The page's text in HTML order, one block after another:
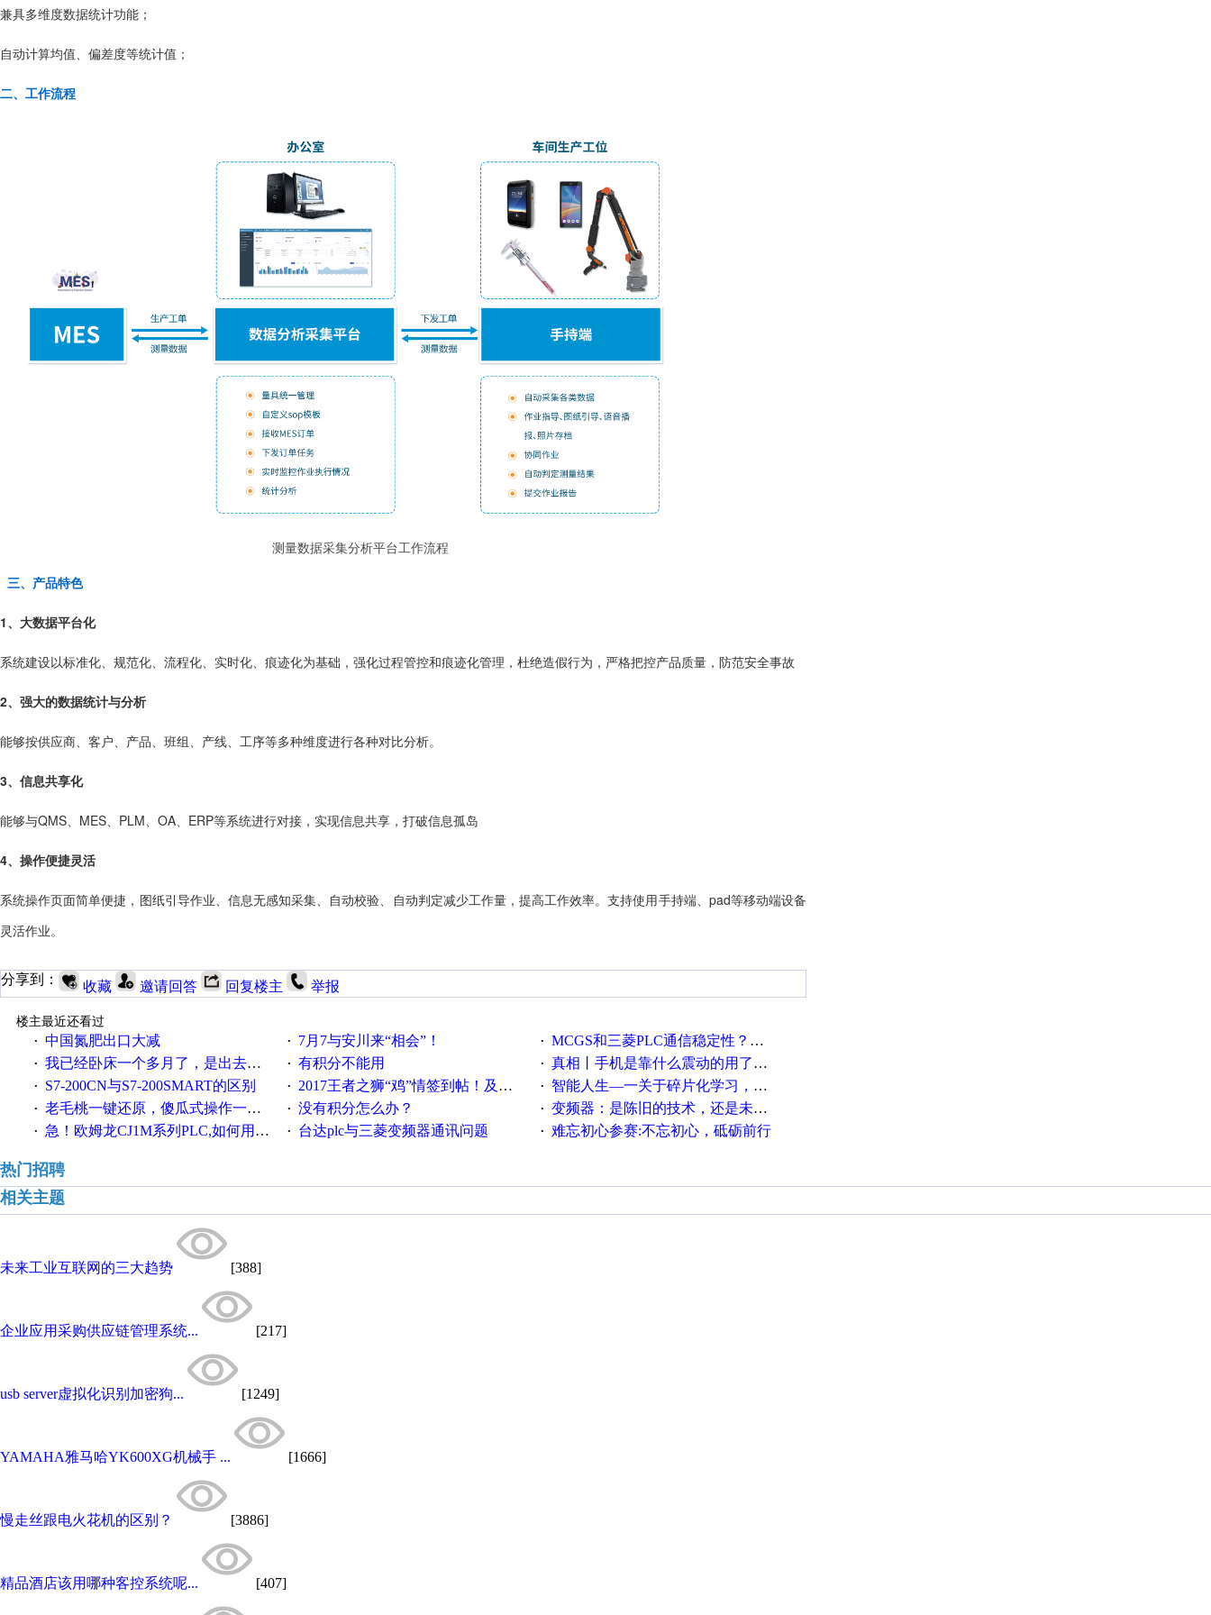
兼具多维度数据统计功能；
自动计算均值、偏差度等统计值；
二、工作流程
测量数据采集分析平台工作流程
三、产品特色
1、大数据平台化
系统建设以标准化、规范化、流程化、实时化、痕迹化为基础，强化过程管控和痕迹化管理，杜绝造假行为，严格把控产品质量，防范安全事故
2、强大的数据统计与分析
能够按供应商、客户、产品、班组、产线、工序等多种维度进行各种对比分析。
3、信息共享化
能够与QMS、MES、PLM、OA、ERP等系统进行对接，实现信息共享，打破信息孤岛
4、操作便捷灵活
系统操作页面简单便捷，图纸引导作业、信息无感知采集、自动校验、自动判定减少工作量，提高工作效率。支持使用手持端、pad等移动端设备
灵活作业。
分享到： 收藏 邀请回答 回复楼主 举报
楼主最近还看过
· 中国氮肥出口大减 · 7月7与安川来“相会”！ · MCGS和三菱PLC通信稳定性？？？
· 我已经卧床一个多月了，是出去安装机械手在高速遭遇车祸所致:大家工作都要特别注意啊 · 有积分不能用 · 真相丨手机是靠什么震动的用了这么多年才知道！
· S7-200CN与S7-200SMART的区别 · 2017王者之狮“鸡”情签到帖！及时更新在线研讨会预告 · 智能人生—一关于碎片化学习，看这一篇就够了！
· 老毛桃一键还原，傻瓜式操作一键轻松备份还原；程序为向导式安装，一键即可实现自动备份或还原系统。 · 没有积分怎么办？ · 变频器：是陈旧的技术，还是未来的幕后英雄？
· 急！欧姆龙CJ1M系列PLC,如何用时间控制变频器。要求时间在组态王中可以自由输入！拜托各位大神了！ · 台达plc与三菱变频器通讯问题 · 难忘初心参赛:不忘初心，砥砺前行
热门招聘
相关主题
未来工业互联网的三大趋势 [388]
企业应用采购供应链管理系统... [217]
usb server虚拟化识别加密狗... [1249]
YAMAHA雅马哈YK600XG机械手 ... [1666]
慢走丝跟电火花机的区别？ [3886]
精品酒店该用哪种客控系统呢... [407]